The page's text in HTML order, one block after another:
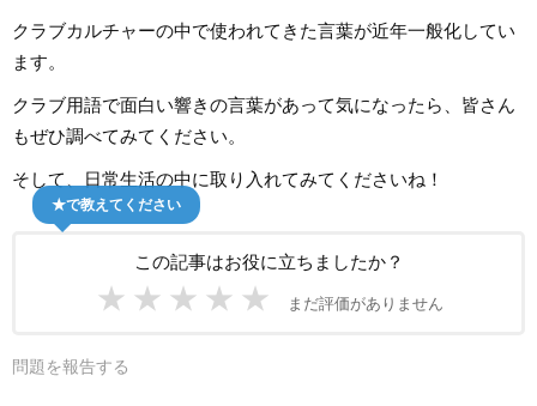
クラブカルチャーの中で使われてきた言葉が近年一般化してい
ます。
クラブ用語で面白い響きの言葉があって気になったら、皆さん
もぜひ調べてみてください。
そして、日常生活の中に取り入れてみてくださいね！
この記事はお役に立ちましたか？
★ ★ ★ ★ ★ まだ評価がありません
★で教えてください
問題を報告する